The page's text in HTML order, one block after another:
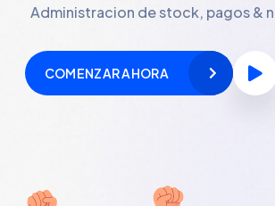
Administracion de stock, pagos &
COMENZAR AHORA